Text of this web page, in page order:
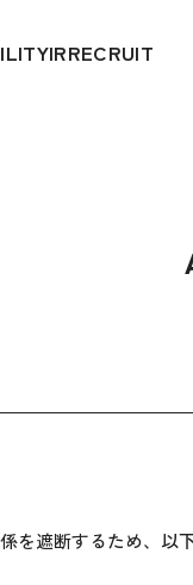
IRRECRUIT
遮断するため、以